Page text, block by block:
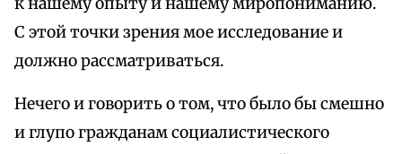
С этой точки зрения мое исследование и
должно рассматриваться.
Нечего и говорить о том, что было бы смешно
и глупо гражданам социалистического